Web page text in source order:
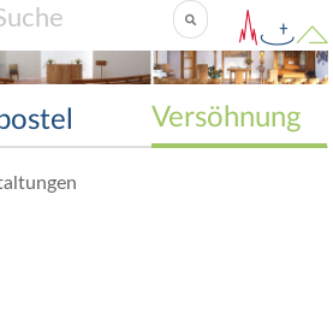
Versöhnung